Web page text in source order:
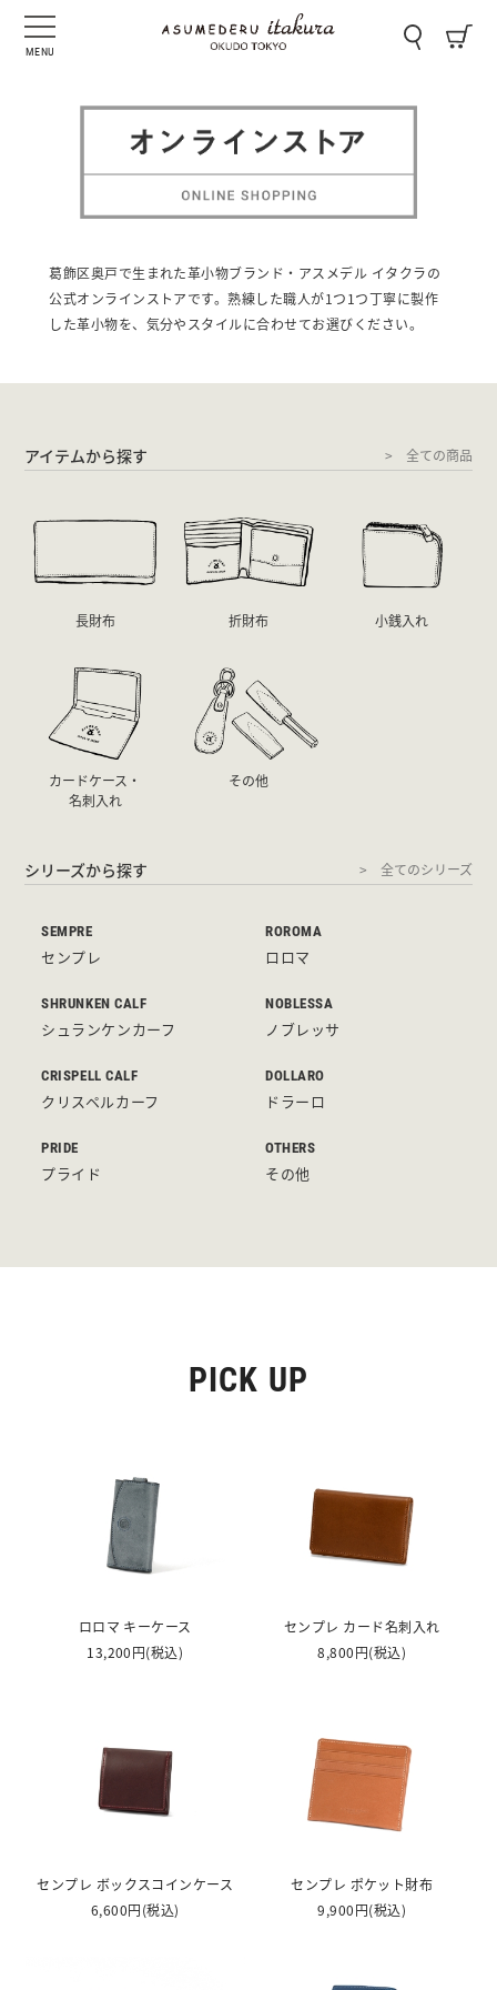
MENU
葛飾区奥戸で生まれた革小物ブランド・アスメデル イタクラの
公式オンラインストアです。熟練した職人が1つ1つ丁寧に製作
した革小物を、気分やスタイルに合わせてお選びください。
アイテムから探す 全ての商品
長財布 折財布 小銭入れ
カードケース・
名刺入れ
その他
シリーズから探す 全てのシリーズ
SEMPRE
センプレ
ROROMA
ロロマ
SHRUNKEN CALF
シュランケンカーフ
NOBLESSA
ノブレッサ
CRISPELL CALF
クリスペルカーフ
DOLLARO
ドラーロ
PRIDE
プライド
OTHERS
その他
PICK UP
ロロマ キーケース
13,200円(税込)
センプレ カード名刺入れ
8,800円(税込)
センプレ ボックスコインケース
6,600円(税込)
センプレ ポケット財布
9,900円(税込)